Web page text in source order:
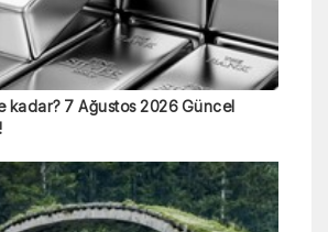
kadar? 7 Ağustos 2026 Güncel